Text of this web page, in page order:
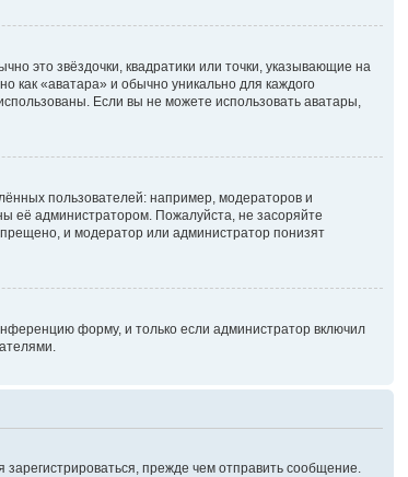
это звёздочки, квадратики или точки, указывающие на
как «аватара» и обычно уникально для каждого
Если вы не можете использовать аватары,
пользователей: например, модераторов и
её администратором. Пожалуйста, не засоряйте
и модератор или администратор понизят
форму, и только если администратор включил
прежде чем отправить сообщение.